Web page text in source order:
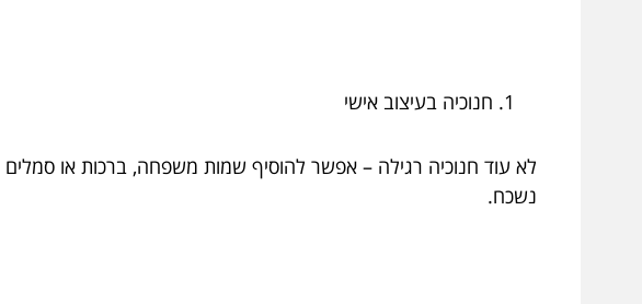
חנוכיה בעיצוב אישי
לא עוד חנוכיה רגילה – אפשר להוסיף שמות משפחה, ברכות או
נשכח.